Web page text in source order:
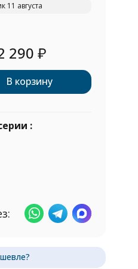
11 августа
290₽
В корзину
: